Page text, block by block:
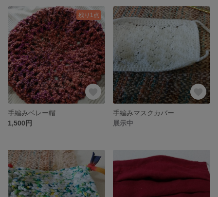
残り1点
手編みベレー帽
1,500円
手編みマスクカバー
展示中